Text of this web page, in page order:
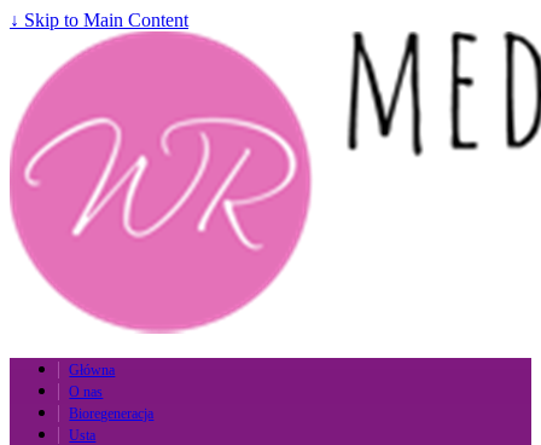
↓ Skip to Main Content
Główna
O nas
Bioregeneracja
Usta